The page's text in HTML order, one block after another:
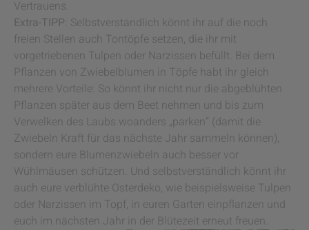
Vertrauens.
Extra-TIPP: Selbstverständlich könnt ihr auf die noch
freien Stellen auch Tontöpfe setzen, die ihr mit
vorgetriebenen Tulpen oder Narzissen befüllt. Bei dem
Pflanzen von Zwiebelblumen in Töpfe habt ihr gleich
mehrere Vorteile: So könnt ihr nicht nur die abgeblühten
Pflanzen später aus dem Beet nehmen und bis zum
Verwelken des Laubs woanders „parken“ (damit die
Zwiebeln Kraft für das nächste Jahr sammeln können),
sondern eure Blumenzwiebeln auch besser vor
Wühlmäusen schützen. Und selbstverständlich könnt ihr
auch eure verblühte Osterdeko, wie beispielsweise Tulpen
oder Narzissen im Topf, in euren Garten einpflanzen und
euch im nächsten Jahr in der Blütezeit erneut freuen.